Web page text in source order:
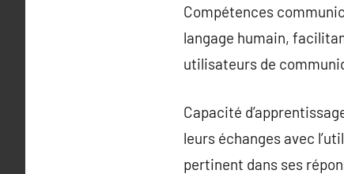
Compétences
langage humain,
utilisateurs de
Capacité
leurs échanges avec
pertinent dans ses